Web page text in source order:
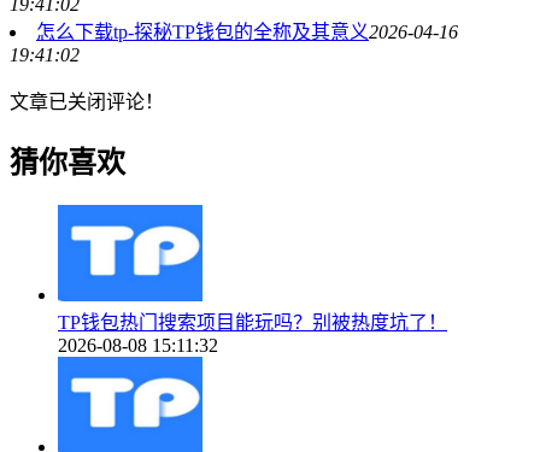
19:41:02
怎么下载tp-探秘TP钱包的全称及其意义2026-04-16
19:41:02
文章已关闭评论！
猜你喜欢
TP钱包热门搜索项目能玩吗？别被热度坑了！
2026-08-08 15:11:32